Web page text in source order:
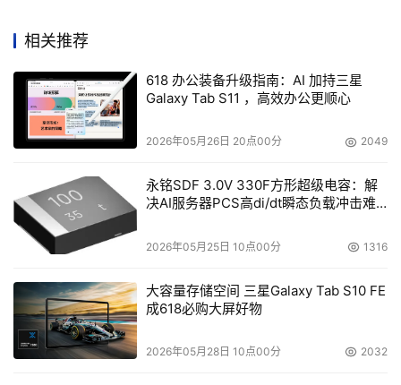
与制造一致性。NEO半导体表示，该结构可实现超过450秒
3T0C（三晶体管+零电容器）：基于电流感应机制实现数
据读写，省去电容器的设计，更适合高速、低延迟应用，如
AI推理和存内计算等场景。这种结构特别强调高带宽和计算
密度，为新一代计算架构提供可能。
制造工艺与堆叠密度
艺。例如，字线采用“阶梯结构”引出、垂直位线设计、扇区
化隔离布局等。这些设计不仅提升了访问效率，还增强了制
造良率。
相关推荐
618 办公装备升级指南：AI 加持三星
Galaxy Tab S11 ，高效办公更顺心
2026年05月26日 20点00分 2049
永铭SDF 3.0V 330F方形超级电容：解
决AI服务器PCS高di/dt瞬态负载冲击难
2026年05月25日 10点00分 1316
大容量存储空间 三星Galaxy Tab S10 FE
成618必购大屏好物
2026年05月28日 10点00分 2032